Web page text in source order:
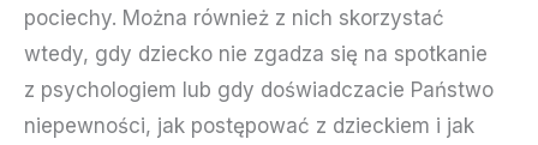
pociechy. Można również z nich skorzystać
wtedy, gdy dziecko nie zgadza się na spotkanie
z psychologiem lub gdy doświadczacie Państwo
niepewności, jak postępować z dzieckiem i jak